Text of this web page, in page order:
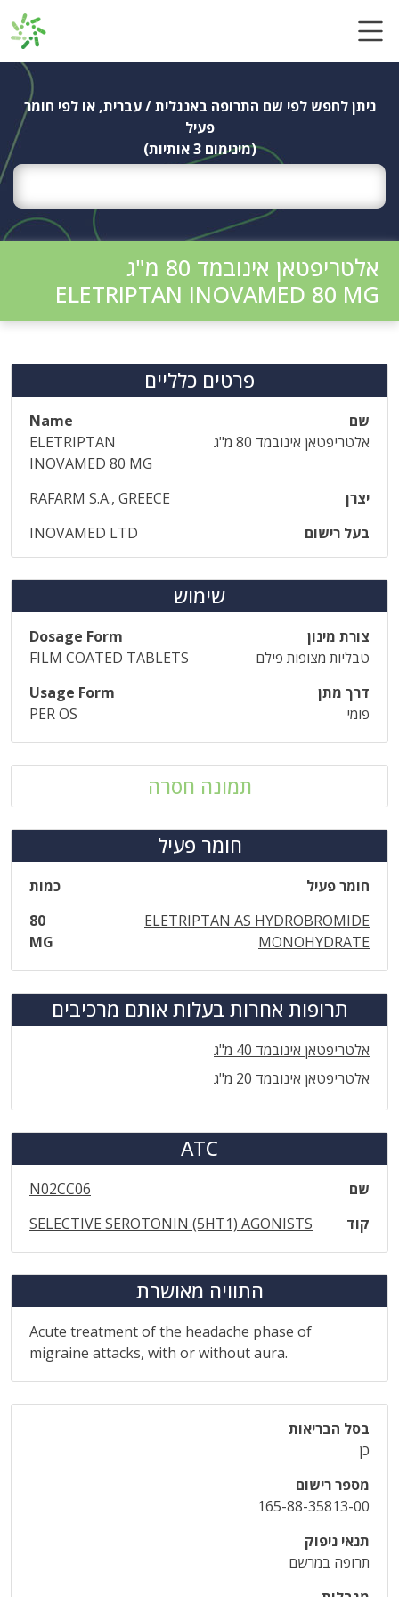
ניתן לחפש לפי שם התרופה באנגלית / עברית, או לפי חומר
פעיל
(מינימום 3 אותיות)
אלטריפטאן אינובמד 80 מ"ג
ELETRIPTAN INOVAMED 80 MG
פרטים כלליים
שם
Name
אלטריפטאן אינובמד 80 מ"ג
ELETRIPTAN
INOVAMED 80 MG
יצרן
RAFARM S.A., GREECE
בעל רישום
INOVAMED LTD
שימוש
צורת מינון
Dosage Form
טבליות מצופות פילם
FILM COATED TABLETS
דרך מתן
Usage Form
פומי
PER OS
תמונה חסרה
חומר פעיל
חומר פעיל
כמות
ELETRIPTAN AS HYDROBROMIDE
MONOHYDRATE
80
MG
תרופות אחרות בעלות אותם מרכיבים
אלטריפטאן אינובמד 40 מ"ג
אלטריפטאן אינובמד 20 מ"ג
ATC
שם
N02CC06
קוד
SELECTIVE SEROTONIN (5HT1) AGONISTS
התוויה מאושרת
Acute treatment of the headache phase of
migraine attacks, with or without aura.
בסל הבריאות
כן
מספר רישום
165-88-35813-00
תנאי ניפוק
תרופה במרשם